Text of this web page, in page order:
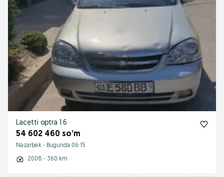
Lacetti optra 1.6
54 602 460 so’m
Nazarbek - Bugunda 06:15
2008 - 360 km